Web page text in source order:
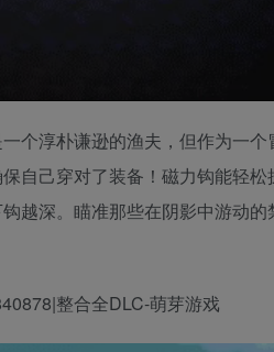
个淳朴谦逊的渔夫，但作为一
自己穿对了装备！磁力钩能轻
越深。瞄准那些在阴影中游动